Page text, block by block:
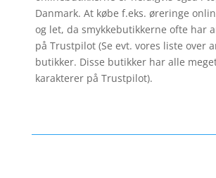
Danmark. At købe f.eks. øreringe
og let, da smykkebutikkerne ofte har
på Trustpilot (Se evt. vores liste over
butikker. Disse butikker har alle
karakterer på Trustpilot).